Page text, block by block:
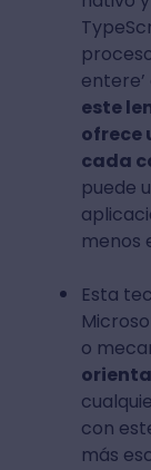
este
ofrece
cada
puede
menos
Esta
o
con
más